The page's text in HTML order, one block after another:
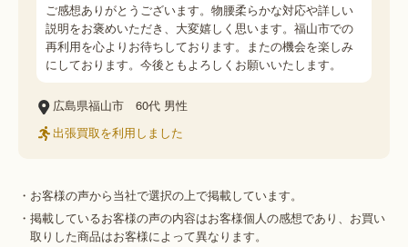
ご感想ありがとうございます。物腰柔らかな対応や詳しい
説明をお褒めいただき、大変嬉しく思います。福山市での
再利用を心よりお待ちしております。またの機会を楽しみ
にしております。今後ともよろしくお願いいたします。
広島県福山市 60代 男性
出張買取を利用しました
・お客様の声から当社で選択の上で掲載しています。
・掲載しているお客様の声の内容はお客様個人の感想であり、お買い
取りした商品はお客様によって異なります。